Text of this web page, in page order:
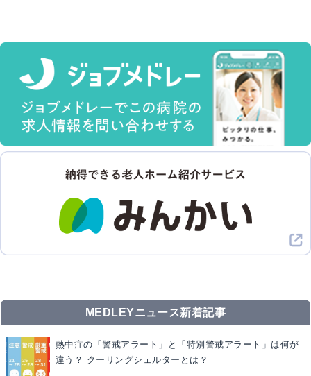
MEDLEYニュース新着記事
熱中症の「警戒アラート」と「特別警戒アラート」は何が
違う？ クーリングシェルターとは？